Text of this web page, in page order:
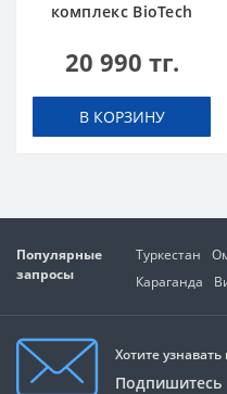
комплекс BioTech
100.000 Cherry 500
20 990 тг.
В КОРЗИНУ
Популярные
запросы
Туркестан
Караганда
Хотите
Подпишитесь